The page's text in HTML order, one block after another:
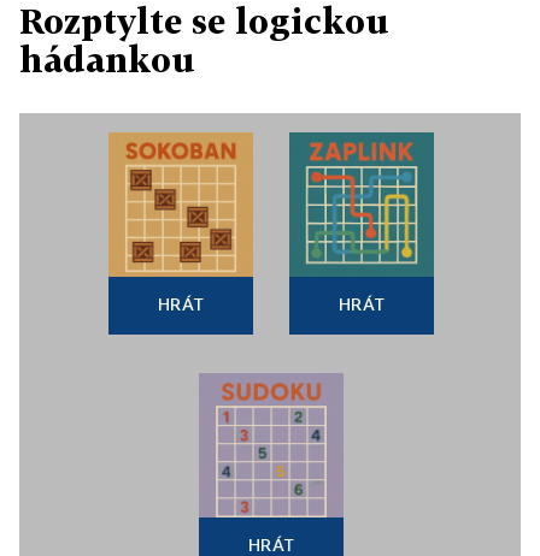
Rozptylte se logickou
hádankou
HRÁT HRÁT
HRÁT